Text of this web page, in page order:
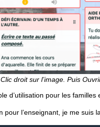
Clic droit sur l’image. Puis
d’utilisation pour les familles
pour l’enseignant, je me